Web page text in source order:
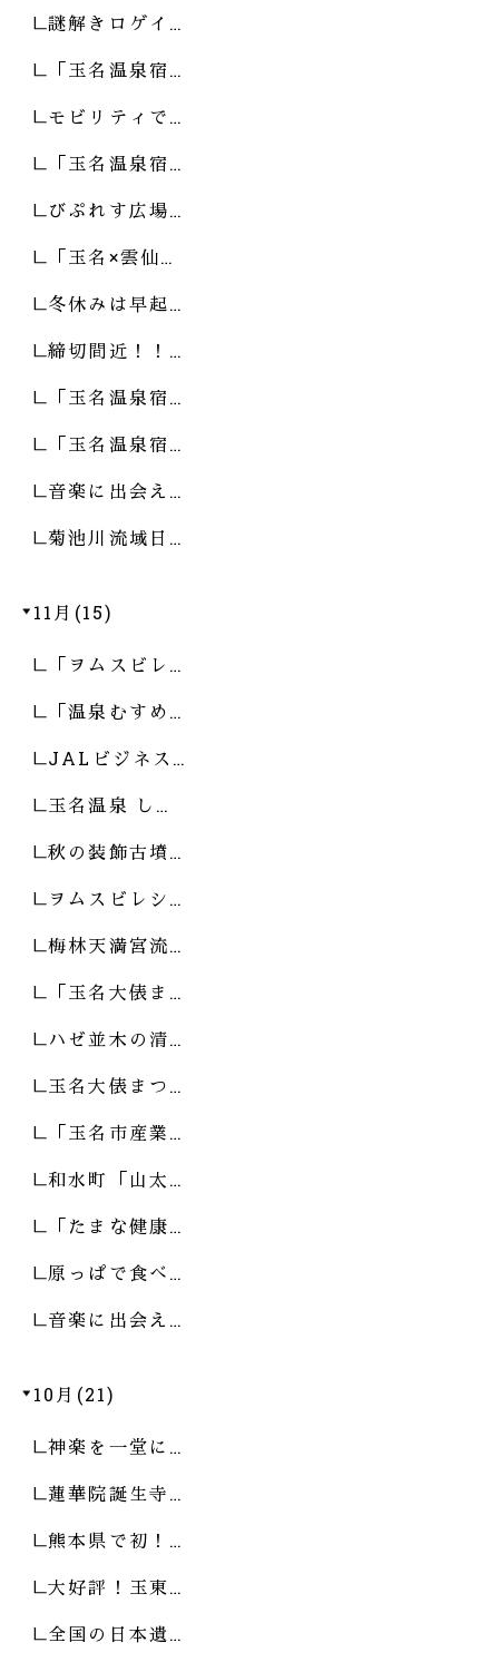
謎解きロゲイ…
「玉名温泉宿…
モビリティで…
「玉名温泉宿…
びぷれす広場…
「玉名×雲仙…
冬休みは早起…
締切間近！！…
「玉名温泉宿…
「玉名温泉宿…
音楽に出会え…
菊池川流域日…
11月(15)
「ヲムスビレ…
「温泉むすめ…
JALビジネス…
玉名温泉 し…
秋の装飾古墳…
ヲムスビレシ…
梅林天満宮流…
「玉名大俵ま…
ハゼ並木の清…
玉名大俵まつ…
「玉名市産業…
和水町「山太…
「たまな健康…
原っぱで食べ…
音楽に出会え…
10月(21)
神楽を一堂に…
蓮華院誕生寺…
熊本県で初！…
大好評！玉東…
全国の日本遺…